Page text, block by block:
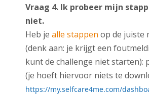
Vraag 4. Ik probeer mijn
niet.
Heb je alle stappen op de juiste
(denk aan: je krijgt een
kunt de challenge niet starten):
(je hoeft hiervoor niets te
https://my.selfcare4me.com/